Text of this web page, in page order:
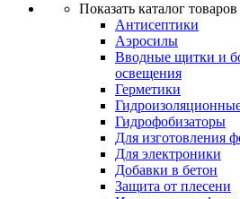
Показать каталог товаров
Антисептики
Аэросилы
Вводные щитки и
освещения
Герметики
Гидрофобизаторы
Для изготовления
Для электроники
Добавки в бетон
Защита от плесени